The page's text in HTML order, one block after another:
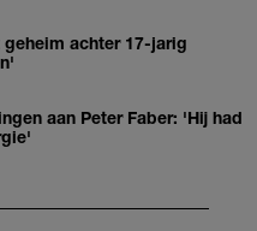
achter 17-jarig
aan Peter Faber: 'Hij had